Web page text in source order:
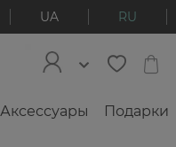
UA RU
Аксессуары Подарки